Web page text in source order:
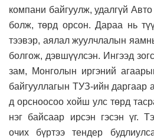
компани байгуулж, удалгүй
болж, төрд орсон. Дараа нь
тээвэр, аялал жуулчлалын
болгож, дэвшүүлсэн. Ингээд
зам, Монголын иргэний
байгууллагын ТУЗ-ийн даргаар
д орсноосоо хойш улс төрд
нэг байсаар ирсэн гэсэн үг.
очих бүртээ тендер